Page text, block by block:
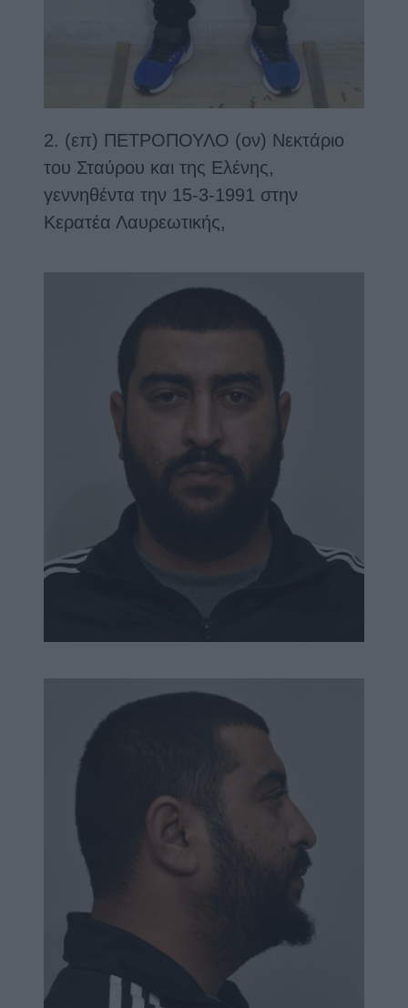
2. (επ) ΠΕΤΡΟΠΟΥΛΟ (ον) Νεκτάριο
του Σταύρου και της Ελένης,
γεννηθέντα την 15-3-1991 στην
Κερατέα Λαυρεωτικής,